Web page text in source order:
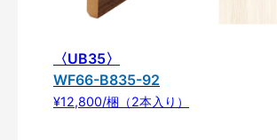
〈UB35〉
WF66-B835-92
¥12,800/梱（2本入り）